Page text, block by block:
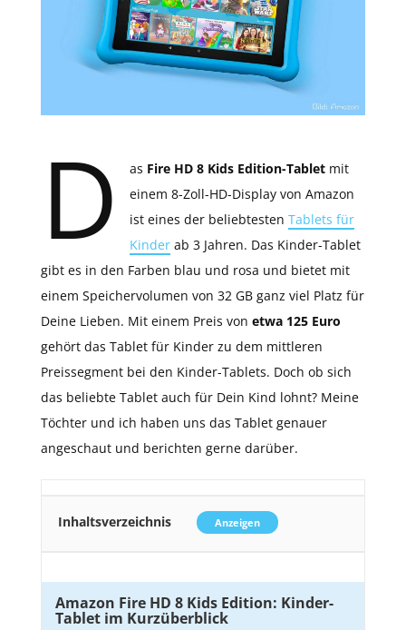
D as Fire HD 8 Kids Edition-Tabletmit
einem 8-Zoll-HD-Display von Amazon
ist eines der beliebtesten Tablets für
Kinderab 3 Jahren. Das Kinder-Tablet
gibt es in den Farben blau und rosa und bietet mit
einem Speichervolumen von 32 GB ganz viel Platz für
Deine Lieben. Mit einem Preis von etwa 125 Euro
gehört das Tablet für Kinder zu dem mittleren
Preissegment bei den Kinder-Tablets. Doch ob sich
das beliebte Tablet auch für Dein Kind lohnt? Meine
Töchter und ich haben uns das Tablet genauer
angeschaut und berichten gerne darüber.
Inhaltsverzeichnis Anzeigen
Amazon Fire HD 8 Kids Edition: Kinder-
Tablet im Kurzüberblick